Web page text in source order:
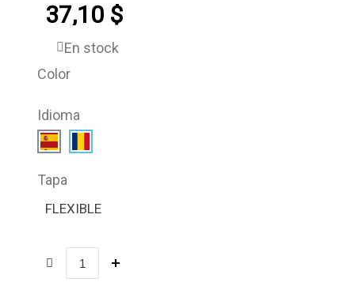
37,10 $
En stock
Color
Idioma
Tapa
FLEXIBLE